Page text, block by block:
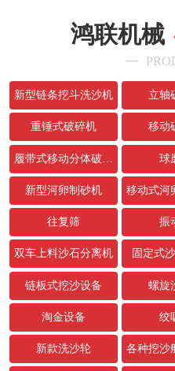
鸿联机械
新型链条挖斗洗沙机 立轴
重锤式破碎机 移动
球
新型河卵制砂机
往复筛 振
双车上料沙石分离机 固定式
链板式挖沙设备 螺旋
淘金设备 绞
新款洗沙轮